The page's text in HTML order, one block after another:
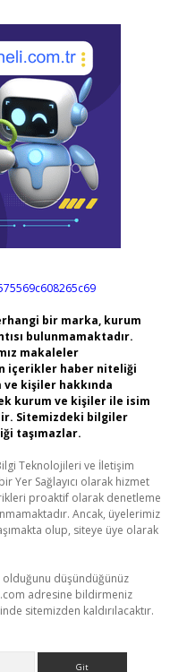
bir marka, kurum
bulunmamaktadır.
makaleler
içerikler haber niteliği
kişiler hakkında
kurum ve kişiler ile isim
Sitemizdeki bilgiler
taşımazlar.
Teknolojileri ve İletişim
Yer Sağlayıcı olarak hizmet
proaktif olarak denetleme
Ancak, üyelerimiz
olup, siteye üye olarak
olduğunu düşündüğünüz
adresine bildirmeniz
sitemizden kaldırılacaktır.